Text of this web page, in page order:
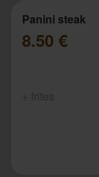
Panini steak
8.50 €